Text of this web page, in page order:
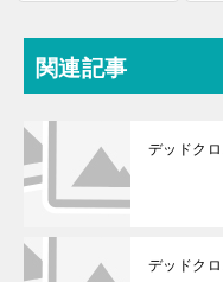
関連記事
デッドク
デッドク